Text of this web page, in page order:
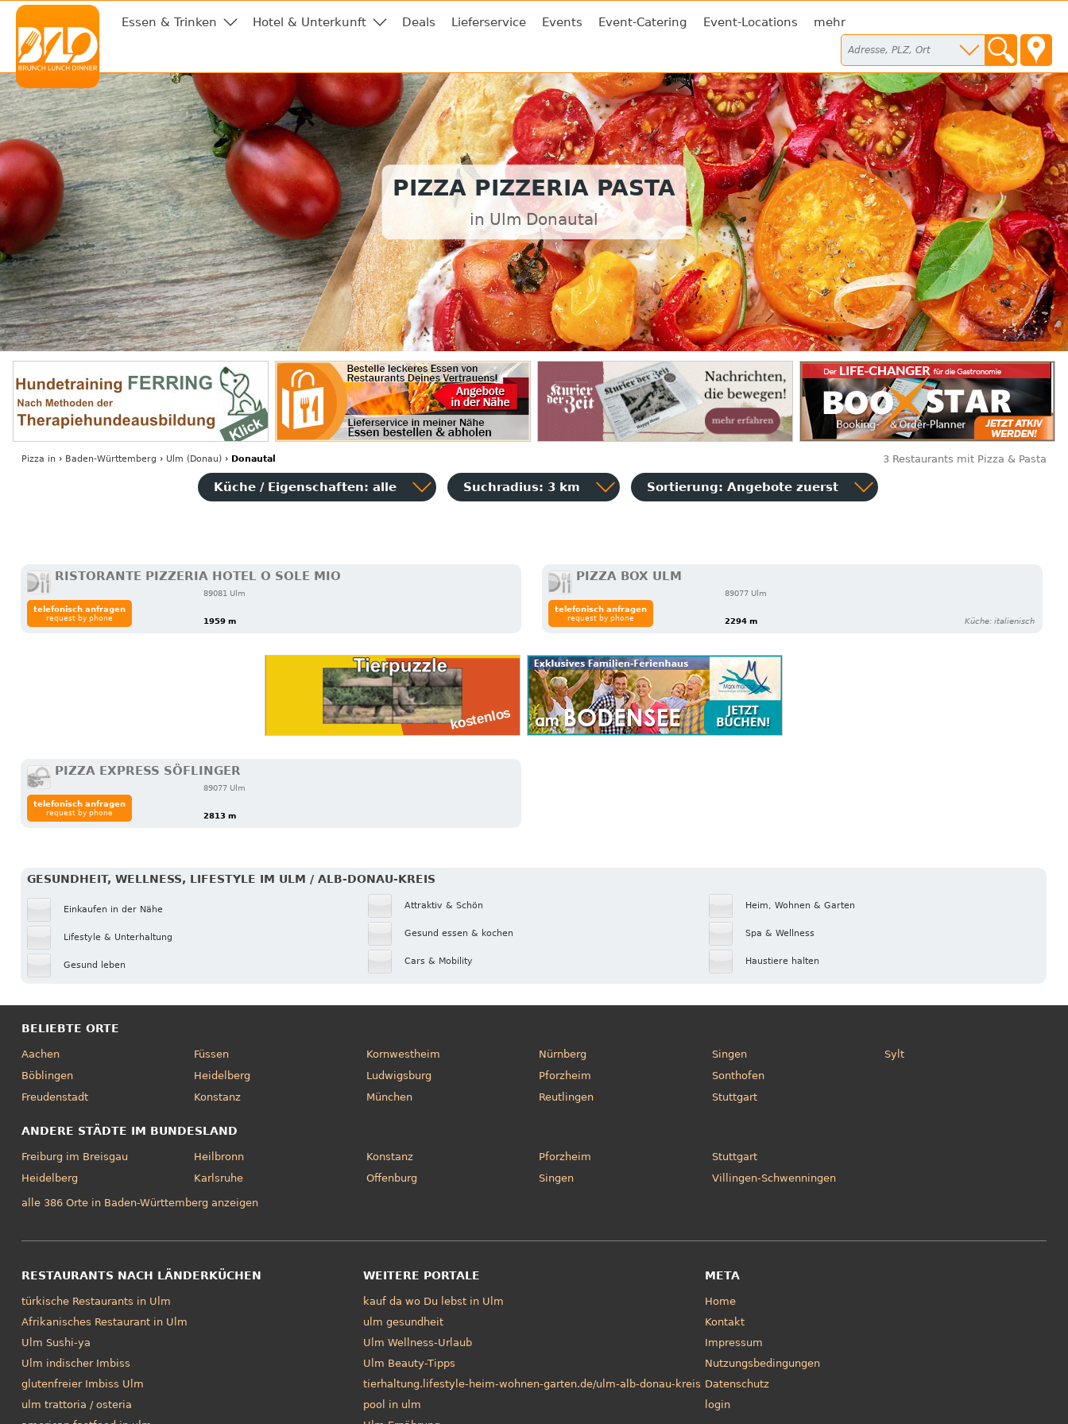
Essen & Trinken Hotel & Unterkunft Deals Lieferservice Events Event-Catering Event-Locations mehr
PIZZA PIZZERIA PASTA
in Ulm Donautal
Pizza in › Baden-Württemberg › Ulm (Donau)› Donautal 3 Restaurants mit Pizza & Pasta
Küche / Eigenschaften: alle Suchradius: 3 km Sortierung: Angebote zuerst
RISTORANTE PIZZERIA HOTEL O SOLE MIO
89081 Ulm
1959 m
telefonisch anfragen
request by phone
PIZZA BOX ULM
89077 Ulm
2294 m Küche: italienisch
telefonisch anfragen
request by phone
PIZZA EXPRESS SÖFLINGER
89077 Ulm
2813 m
telefonisch anfragen
request by phone
GESUNDHEIT, WELLNESS, LIFESTYLE IM ULM / ALB-DONAU-KREIS
Einkaufen in der Nähe
Lifestyle & Unterhaltung
Gesund leben
Attraktiv & Schön
Gesund essen & kochen
Cars & Mobility
Heim, Wohnen & Garten
Spa & Wellness
Haustiere halten
BELIEBTE ORTE
Aachen
Böblingen
Freudenstadt
Füssen
Heidelberg
Konstanz
Kornwestheim
Ludwigsburg
München
Nürnberg
Pforzheim
Reutlingen
Singen
Sonthofen
Stuttgart
Sylt
ANDERE STÄDTE IM BUNDESLAND
Freiburg im Breisgau
Heidelberg
Heilbronn
Karlsruhe
Konstanz
Offenburg
Pforzheim
Singen
Stuttgart
Villingen-Schwenningen
alle 386 Orte in Baden-Württemberg anzeigen
RESTAURANTS NACH LÄNDERKÜCHEN
türkische Restaurants in Ulm
Afrikanisches Restaurant in Ulm
Ulm Sushi-ya
Ulm indischer Imbiss
glutenfreier Imbiss Ulm
ulm trattoria / osteria
WEITERE PORTALE
kauf da wo Du lebst in Ulm
ulm gesundheit
Ulm Wellness-Urlaub
Ulm Beauty-Tipps
tierhaltung.lifestyle-heim-wohnen-garten.de/ulm-alb-donau-kreis
pool in ulm
META
Home
Kontakt
Impressum
Nutzungsbedingungen
Datenschutz
login